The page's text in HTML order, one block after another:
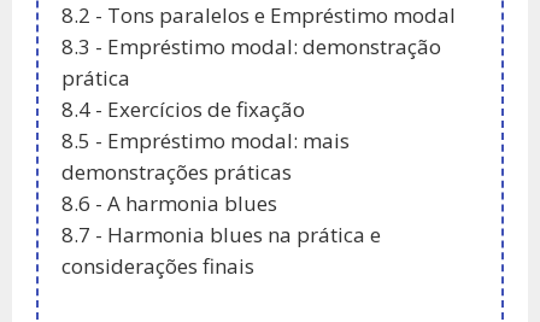
8.2 - Tons paralelos e Empréstimo modal
8.3 - Empréstimo modal: demonstração
prática
8.4 - Exercícios de fixação
8.5 - Empréstimo modal: mais
demonstrações práticas
8.6 - A harmonia blues
8.7 - Harmonia blues na prática e
considerações finais